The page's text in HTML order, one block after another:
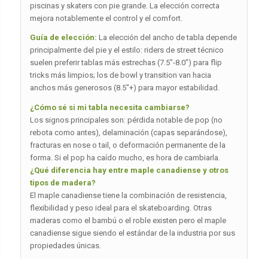
piscinas y skaters con pie grande. La elección correcta
mejora notablemente el control y el comfort.
Guía de elección: La elección del ancho de tabla depende
principalmente del pie y el estilo: riders de street técnico
suelen preferir tablas más estrechas (7.5″-8.0″) para flip
tricks más limpios; los de bowl y transition van hacia
anchos más generosos (8.5″+) para mayor estabilidad.
¿Cómo sé si mi tabla necesita cambiarse?
Los signos principales son: pérdida notable de pop (no
rebota como antes), delaminación (capas separándose),
fracturas en nose o tail, o deformación permanente de la
forma. Si el pop ha caído mucho, es hora de cambiarla.
¿Qué diferencia hay entre maple canadiense y otros
tipos de madera?
El maple canadiense tiene la combinación de resistencia,
flexibilidad y peso ideal para el skateboarding. Otras
maderas como el bambú o el roble existen pero el maple
canadiense sigue siendo el estándar de la industria por sus
propiedades únicas.